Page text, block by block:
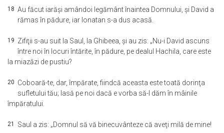
18 Au făcut iarăşi amândoi legământ înaintea Domnului, şi David a
rămas în pădure, iar Ionatan s-a dus acasă.
19 Zifiţii s-au suit la Saul, la Ghibeea, şi au zis: „Nu-i David ascuns
între noi în locuri întărite, în pădure, pe dealul Hachila, care este
la miazăzi de pustiu?
20 Coboară-te, dar, împărate, fiindcă aceasta este toată dorinţa
sufletului tău; lasă pe noi dacă e vorba să-l dăm în mâinile
împăratului.
21 Saul a zis: „Domnul să vă binecuvânteze că aveţi milă de mine!